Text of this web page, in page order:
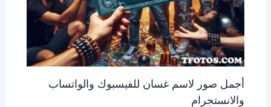
أجمل صور لاسم غسان للفيسبوك والواتساب
والانستجرام